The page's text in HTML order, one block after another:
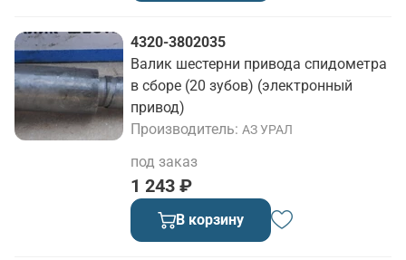
4320-3802035
Валик шестерни привода спидометра
в сборе (20 зубов) (электронный
привод)
Производитель АЗ УРАЛ
1 243 ₽
под заказ
В корзину